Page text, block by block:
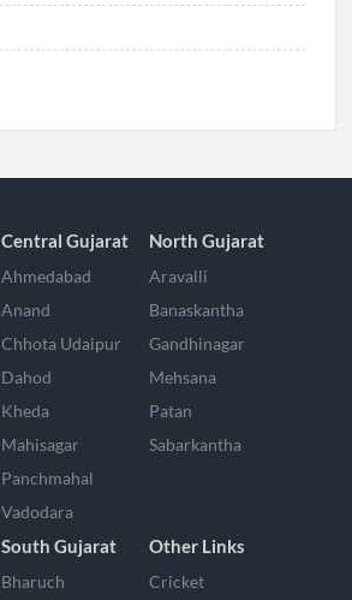
Central Gujarat
Ahmedabad
Anand
Chhota Udaipur
Dahod
Kheda
Mahisagar
Panchmahal
Vadodara
North Gujarat
Aravalli
Banaskantha
Gandhinagar
Mehsana
Patan
Sabarkantha
South Gujarat
Bharuch
Other Links
Cricket